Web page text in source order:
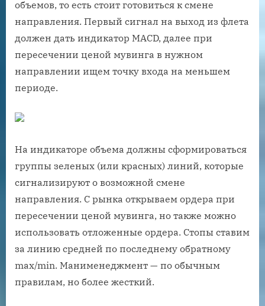
объемов, то есть стоит готовиться к смене
направления. Первый сигнал на выход из флета
должен дать индикатор MACD, далее при
пересечении ценой мувинга в нужном
направлении ищем точку входа на меньшем
периоде.
На индикаторе объема должны сформироваться
группы зеленых (или красных) линий, которые
сигнализируют о возможной смене
направления. С рынка открываем ордера при
пересечении ценой мувинга, но также можно
использовать отложенные ордера. Стопы ставим
за линию средней по последнему обратному
max/min. Манименеджмент — по обычным
правилам, но более жесткий.